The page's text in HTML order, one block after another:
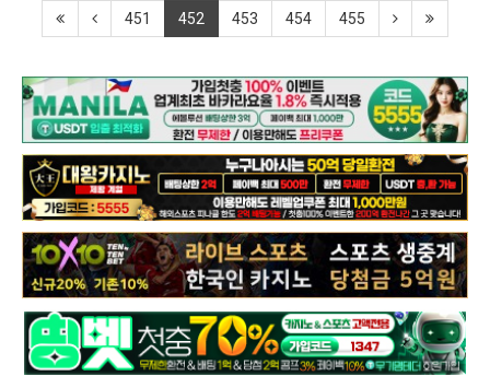
451 452 453 454 455